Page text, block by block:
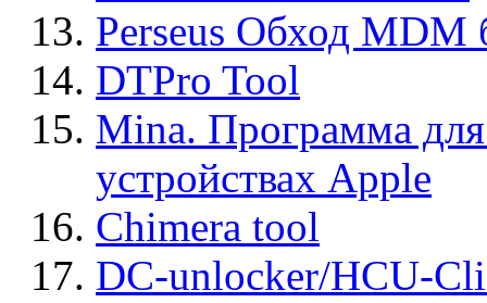
Perseus Обход MDM
DTPro Tool
Mina. Программа
устройствах Apple
Chimera tool
DC-unlocker/HCU-